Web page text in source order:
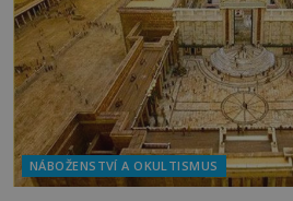
NÁBOŽENSTVÍ A OKULTISMUS